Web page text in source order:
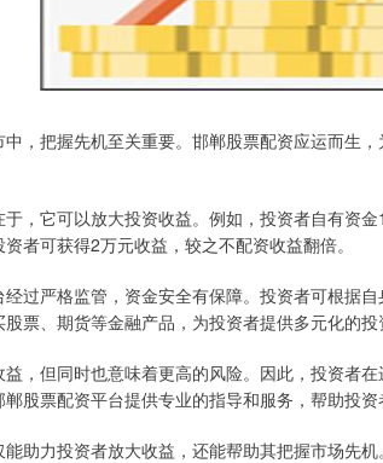
，把握先机至关重要。邯郸股票配资应运而生
，它可以放大投资收益。例如，投资者自有资
者可获得2万元收益，较之不配资收益翻倍。
过严格监管，资金安全有保障。投资者可根据
票、期货等金融产品，为投资者提供多元化的投
，但同时也意味着更高的风险。因此，投资者
股票配资平台提供专业的指导和服务，帮助投资
助力投资者放大收益，还能帮助其把握市场先